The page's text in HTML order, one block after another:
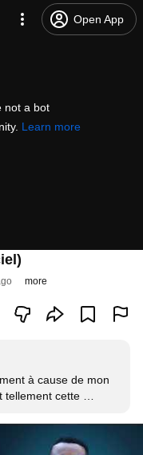
Open App
not a bot
Learn more
more
à cause de mon
tellement cette